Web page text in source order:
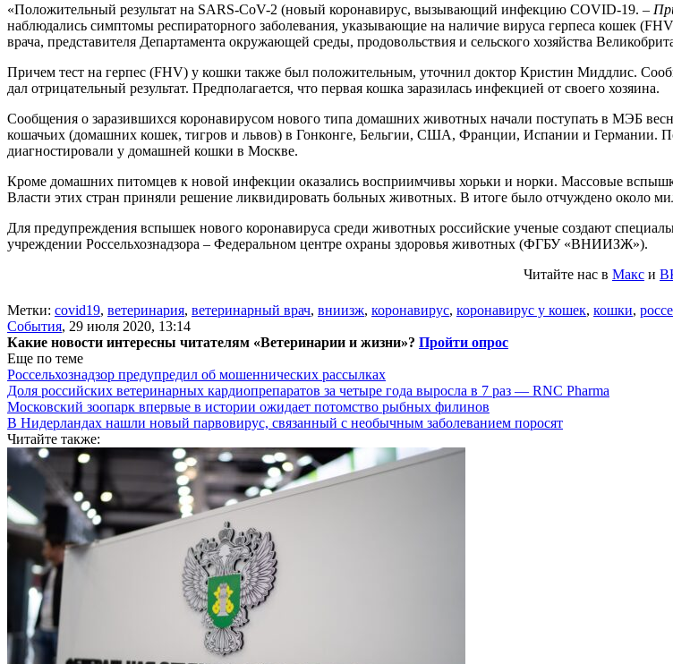
«Положительный результат на SARS-CoV-2 (новый коронавирус, вызывающий инфекцию COVID-19. –
наблюдались симптомы респираторного заболевания, указывающие на наличие вируса герпеса кошек
врача, представителя Департамента окружающей среды, продовольствия и сельского хозяйства
Причем тест на герпес (FHV) у кошки также был положительным, уточнил доктор Кристин Миддлис.
дал отрицательный результат. Предполагается, что первая кошка заразилась инфекцией от своего хозяина.
Сообщения о заразившихся коронавирусом нового типа домашних животных начали поступать в МЭБ
кошачьих (домашних кошек, тигров и львов) в Гонконге, Бельгии, США, Франции, Испании и Германии.
диагностировали у домашней кошки в Москве.
Кроме домашних питомцев к новой инфекции оказались восприимчивы хорьки и норки. Массовые
Власти этих стран приняли решение ликвидировать больных животных. В итоге было отчуждено около
Для предупреждения вспышек нового коронавируса среди животных российские ученые создают
учреждении Россельхознадзора – Федеральном центре охраны здоровья животных (ФГБУ «ВНИИЗЖ»).
Читайте нас в Макс и
Метки: covid19, ветеринария, ветеринарный врач, вниизж, коронавирус, коронавирус у кошек, кошки,
События, 29 июля 2020, 13:14
Какие новости интересны читателям «Ветеринарии и жизни»? Пройти опрос
Еще по теме
Россельхознадзор предупредил об мошеннических рассылках
Доля российских ветеринарных кардиопрепаратов за четыре года выросла в 7 раз — RNC Pharma
Московский зоопарк впервые в истории ожидает потомство рыбных филинов
В Нидерландах нашли новый парвовирус, связанный с необычным заболеванием поросят
Читайте также: